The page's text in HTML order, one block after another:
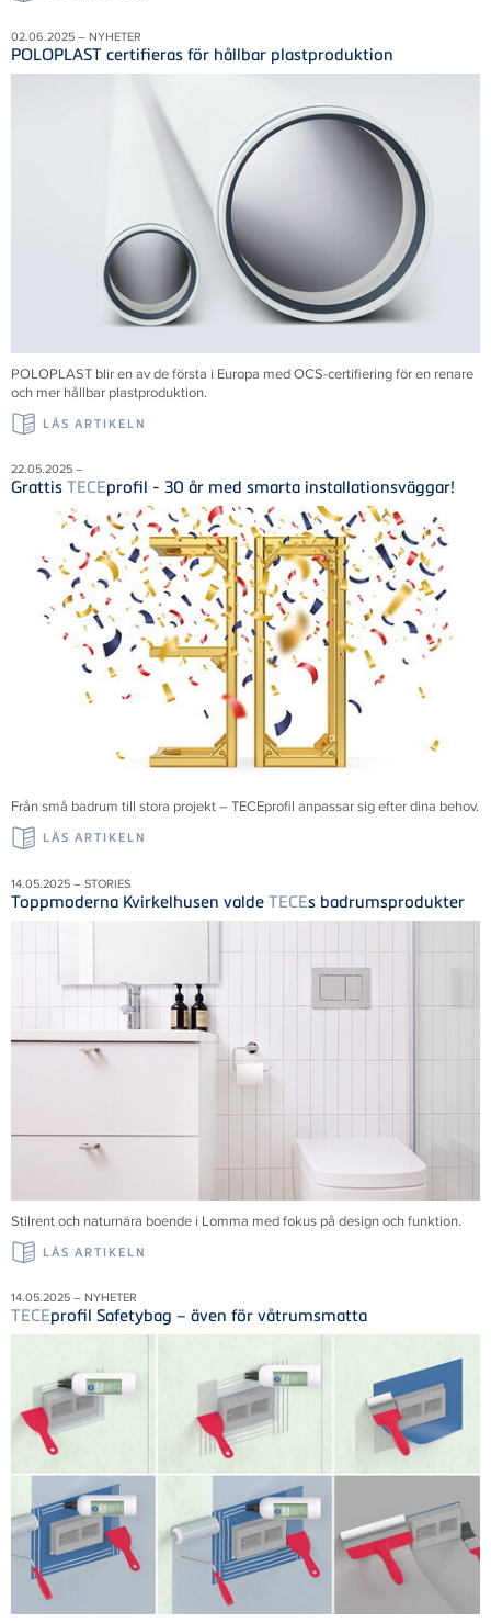
02.06.2025 – NYHETER
POLOPLAST certifieras för hållbar plastproduktion
POLOPLAST blir en av de första i Europa med OCS-certifiering för en renare
och mer hållbar plastproduktion.
LÄS ARTIKELN
22.05.2025 –
Grattis TECEprofil - 30 år med smarta installationsväggar!
Från små badrum till stora projekt – TECEprofil anpassar sig efter dina behov.
LÄS ARTIKELN
14.05.2025 – STORIES
Toppmoderna Kvirkelhusen valde TECEs badrumsprodukter
Stilrent och naturnära boende i Lomma med fokus på design och funktion.
LÄS ARTIKELN
14.05.2025 – NYHETER
TECEprofil Safetybag – även för våtrumsmatta